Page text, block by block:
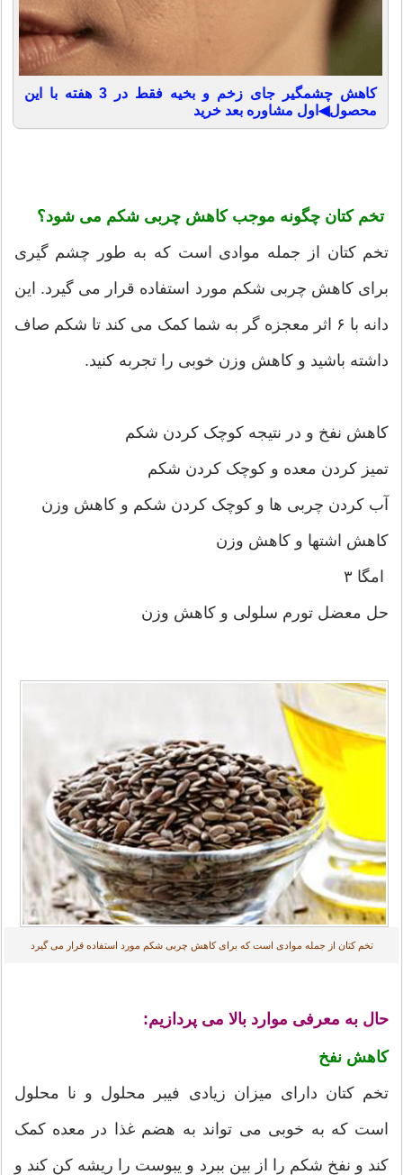
کاهش چشمگیر جای زخم و بخیه فقط در 3 هفته با این
محصول◀اول مشاوره بعد خرید
تخم کتان چگونه موجب کاهش چربی شکم می شود؟
تخم کتان از جمله موادی است که به طور چشم گیری
برای کاهش چربی شکم مورد استفاده قرار می گیرد. این
دانه با ۶ اثر معجزه گر به شما کمک می کند تا شکم صاف
داشته باشید و کاهش وزن خوبی را تجربه کنید.
کاهش نفخ و در نتیجه کوچک کردن شکم
تمیز کردن معده و کوچک کردن شکم
آب کردن چربی ها و کوچک کردن شکم و کاهش وزن
کاهش اشتها و کاهش وزن
امگا ۳
حل معضل تورم سلولی و کاهش وزن
تخم کتان از جمله موادی است که برای کاهش چربی شکم مورد استفاده قرار می گیرد
حال به معرفی موارد بالا می پردازیم:
کاهش نفخ
تخم کتان دارای میزان زیادی فیبر محلول و نا محلول
است که به خوبی می تواند به هضم غذا در معده کمک
کند و نفخ شکم را از بین ببرد و یبوست را ریشه کن کند و